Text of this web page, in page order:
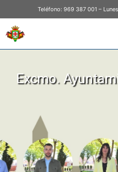
Teléfono: 969 387 001 –
Excmo.